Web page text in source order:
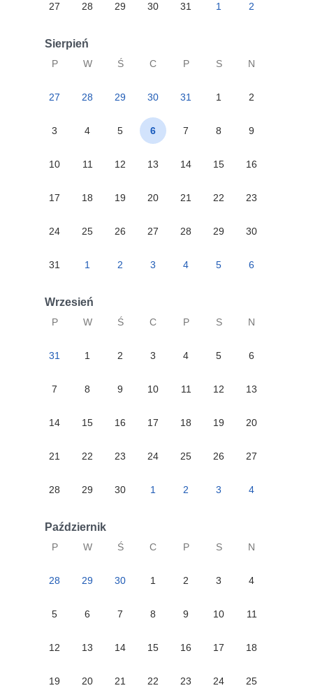
27 28 29 30 31 1 2
Sierpień
P W Ś C P S N
27 28 29 30 31 1 2
3 4 5 6 7 8 9
10 11 12 13 14 15 16
17 18 19 20 21 22 23
24 25 26 27 28 29 30
31 1 2 3 4 5 6
Wrzesień
P W Ś C P S N
31 1 2 3 4 5 6
7 8 9 10 11 12 13
14 15 16 17 18 19 20
21 22 23 24 25 26 27
28 29 30 1 2 3 4
Październik
P W Ś C P S N
28 29 30 1 2 3 4
5 6 7 8 9 10 11
12 13 14 15 16 17 18
19 20 21 22 23 24 25